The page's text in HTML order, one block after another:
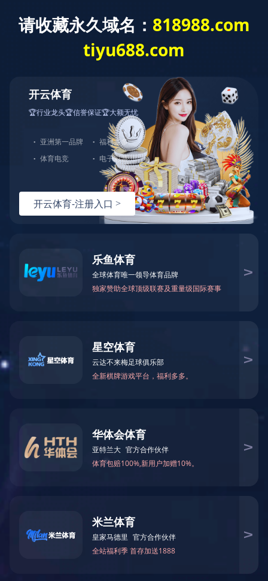
开云电子
LED货架灯
LED线条灯
LED软灯条
LED霓虹灯条
广告灯箱灯条
LED洗墙灯